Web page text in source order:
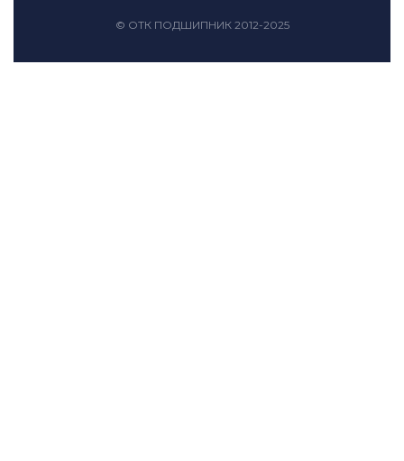
© ОТК ПОДШИПНИК 2012-2025